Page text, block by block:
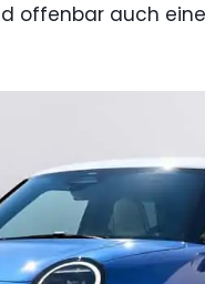
offenbar auch